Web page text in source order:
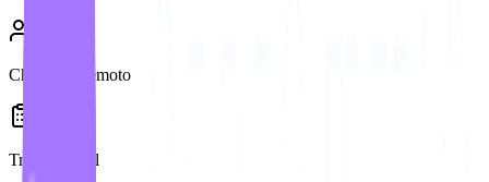
Check-in Remoto
Triaje Digital